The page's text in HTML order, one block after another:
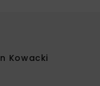
Kowacki